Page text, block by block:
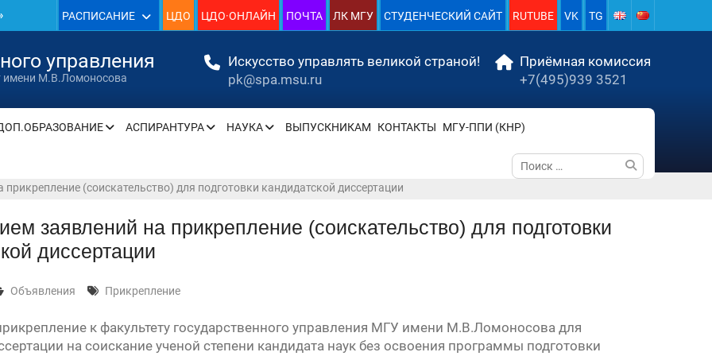
—
—
—
РАСПИСАНИЕ ЦДО ЦДО·ОНЛАЙН ПОЧТА ЛК МГУ СТУДЕНЧЕСКИЙ САЙТ RUTUBE VK TG
управления
имени М.В.Ломоносова
Искусство управлять великой страной!
pk@spa.msu.ru
Приёмная комиссия
+7(495)939 3521
АСПИРАНТУРА НАУКА ВЫПУСКНИКАМ КОНТАКТЫ МГУ-ППИ (КНР)
Поиск
по:
(соискательство) для подготовки кандидатской диссертации
заявлений на прикрепление (соискательство) для подготовки
диссертации
Объявления Прикрепление
к факультету государственного управления МГУ имени М.В.Ломоносова для
на соискание ученой степени кандидата наук без освоения программы подготовки